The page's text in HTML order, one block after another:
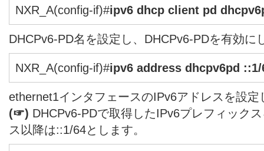
NXR_A(config-if)#ipv6 dhcp client pd
DHCPv6-PD名を設定し、DHCPv6-PDを有効に
NXR_A(config-if)#ipv6 address dhcpv6pd ::1/
ethernet1インタフェースのIPv6アドレスを設定
(☞) DHCPv6-PDで取得したIPv6プレフィック
ス以降は::1/64とします。